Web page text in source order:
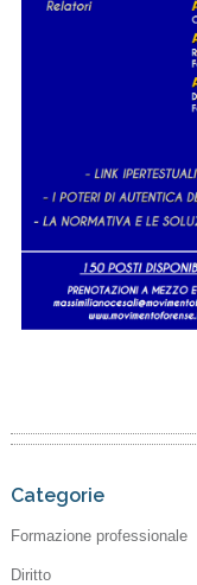
Categorie
Formazione professionale
Diritto